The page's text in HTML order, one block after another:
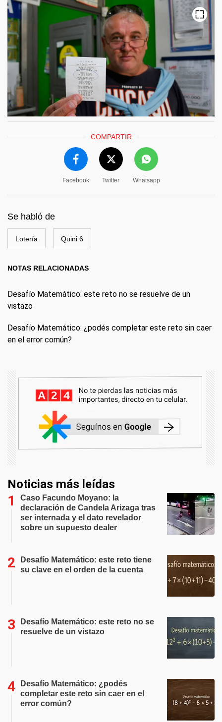
COMPARTIR
Facebook Twitter Whatsapp
Se habló de
Lotería Quini 6
NOTAS RELACIONADAS
Desafío Matemático: este reto no se resuelve de un
vistazo
Desafío Matemático: ¿podés completar este reto sin caer
en el error común?
Noticias más leídas
Caso Facundo Moyano: la
declaración de Candela Arizaga tras
ser internada y el dato revelador
sobre un supuesto dealer
Desafío Matemático: este reto tiene
su clave en el orden de la cuenta
Desafío Matemático: este reto no se
resuelve de un vistazo
Desafío Matemático: ¿podés
completar este reto sin caer en el
error común?